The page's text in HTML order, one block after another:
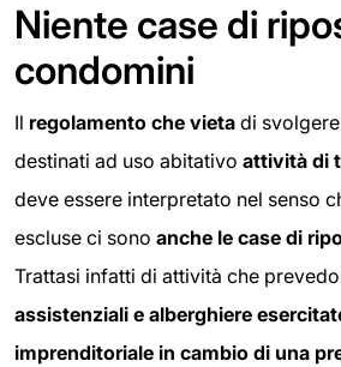
Niente case di
condomini
Il regolamento che vieta di
destinati ad uso abitativo attività di
deve essere interpretato nel senso
escluse ci sono anche le case di
Trattasi infatti di attività che
assistenziali e alberghiere
imprenditoriale in cambio di una